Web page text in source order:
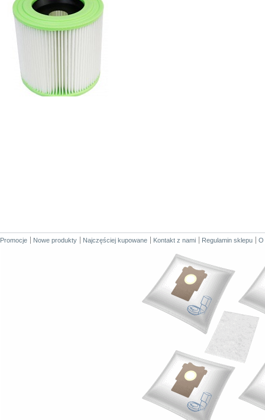
Promocje Nowe produkty Najczęściej kupowane Kontakt z nami Regulamin sklepu O